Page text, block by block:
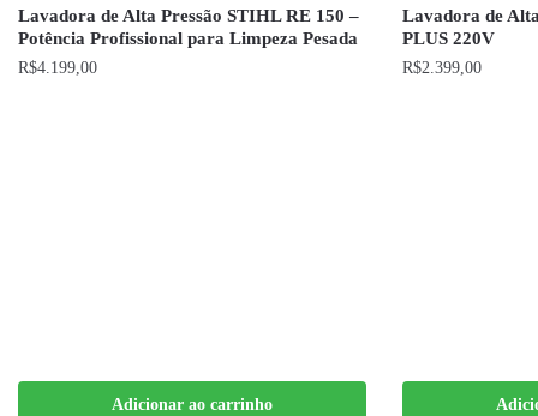
Lavadora de Alta Pressão STIHL RE 150 –
Potência Profissional para Limpeza Pesada
R$4.199,00
Adicionar ao carrinho
Lavadora de
PLUS 220V
R$2.399,00